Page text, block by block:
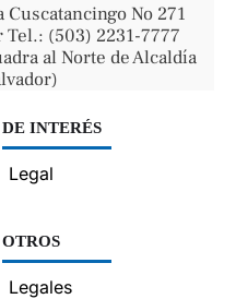
Cuscatancingo No 271
Tel.: (503) 2231-7777
al Norte de Alcaldía
DE INTERÉS
Legal
OTROS
Legales